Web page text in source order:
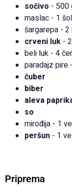
sočivo - 500
maslac - 1
šargarepa -
crveni luk -
beli luk - 4
paradajz pire
čuber
biber
aleva
so
mirođija - 1
peršun - 1
Priprema